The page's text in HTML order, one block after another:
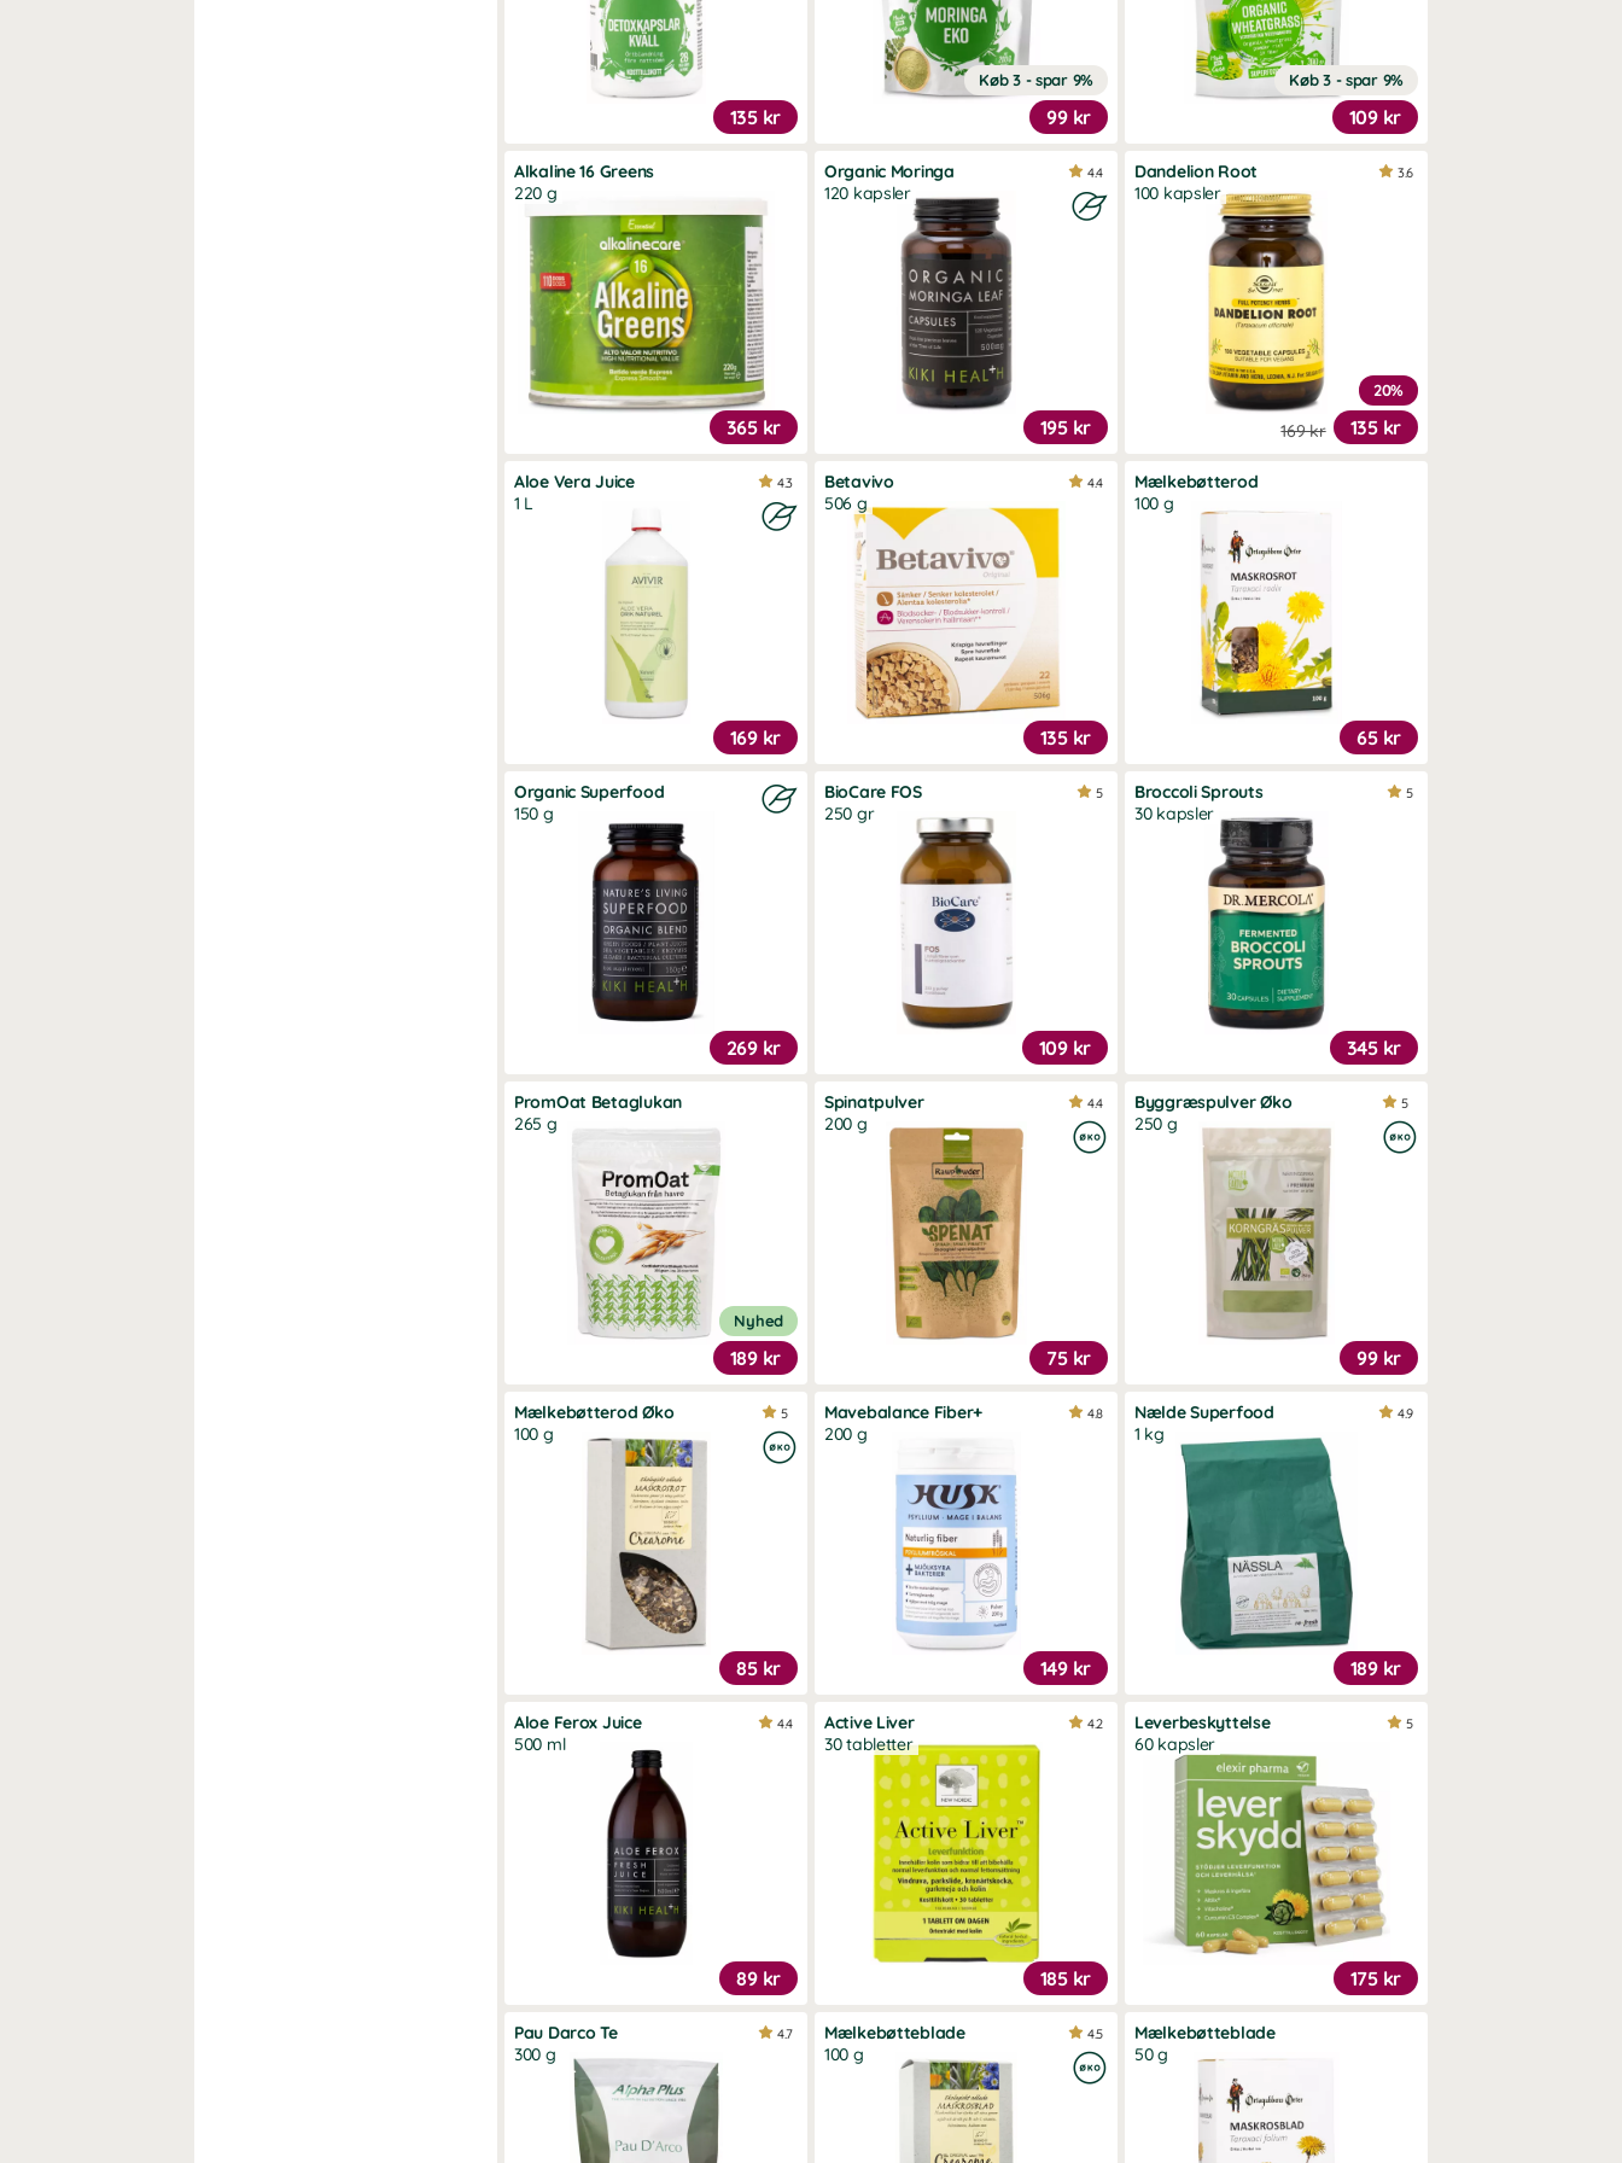
135 kr
Køb 3 - spar 9%
99 kr
Køb 3 - spar 9%
109 kr
Alkaline 16 Greens
220 g
365 kr
Organic Moringa
120 kapsler
195 kr
4.4
Dandelion Root
100 kapsler
20%
135 kr
169 kr
3.6
Aloe Vera Juice
1 L
169 kr
4.3
Betavivo
506 g
135 kr
4.4
Mælkebøtterod
100 g
65 kr
Organic Superfood
150 g
269 kr
BioCare FOS
250 gr
109 kr
5
Broccoli Sprouts
30 kapsler
345 kr
5
PromOat Betaglukan
265 g
Nyhed
189 kr
Spinatpulver
200 g
75 kr
4.4
Byggræspulver Øko
250 g
99 kr
5
Mælkebøtterod Øko
100 g
85 kr
5
Mavebalance Fiber+
200 g
149 kr
4.8
Nælde Superfood
1 kg
189 kr
4.9
Aloe Ferox Juice
500 ml
89 kr
4.4
Active Liver
30 tabletter
185 kr
4.2
Leverbeskyttelse
60 kapsler
175 kr
5
Pau Darco Te
300 g
4.7
Mælkebøtteblade
100 g
4.5
Mælkebøtteblade
50 g